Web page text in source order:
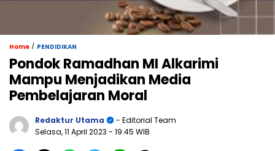
Home / PENDIDIKAN
Pondok Ramadhan MI Alkarimi
Mampu Menjadikan Media
Pembelajaran Moral
Redaktur Utama
- Editorial Team
Selasa, 11 April 2023 - 19:45 WIB